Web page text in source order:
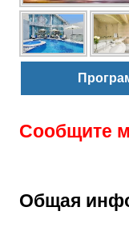
Сообщите
Общая